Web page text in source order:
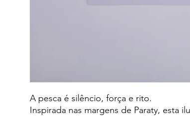
A pesca é silêncio, força e rito.
Inspirada nas margens de Paraty, esta